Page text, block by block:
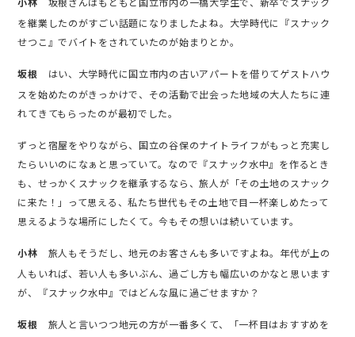
小林
を継業したのがすごい話題になりましたよね。大学時代に『スナック
せつこ』でバイトをされていたのが始まりとか。
坂根
はい、大学時代に国立市内の古いアパートを借りてゲストハウ
スを始めたのがきっかけで、その活動で出会った地域の大人たちに連
れてきてもらったのが最初でした。
ずっと宿屋をやりながら、国立の谷保のナイトライフがもっと充実し
たらいいのになぁと思っていて。なので『スナック水中』を作るとき
も、せっかくスナックを継承するなら、旅人が「その土地のスナック
に来た！」って思える、私たち世代もその土地で目一杯楽しめたって
思えるような場所にしたくて。今もその想いは続いています。
小林
旅人もそうだし、地元のお客さんも多いですよね。年代が上の
人もいれば、若い人も多いぶん、過ごし方も幅広いのかなと思います
が、『スナック水中』ではどんな風に過ごせますか？
坂根
旅人と言いつつ地元の方が一番多くて、「一杯目はおすすめを